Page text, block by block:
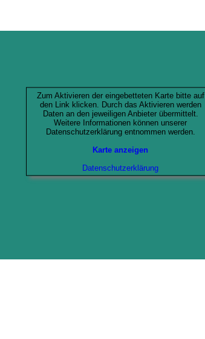
Zum Aktivieren der eingebetteten Karte bitte auf
den Link klicken. Durch das Aktivieren werden
Daten an den jeweiligen Anbieter übermittelt.
Weitere Informationen können unserer
Datenschutzerklärung entnommen werden.
Karte anzeigen
Datenschutzerklärung